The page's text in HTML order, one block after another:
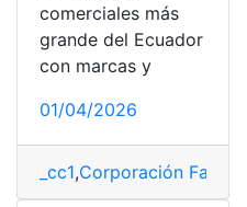
comerciales más
grande del Ecuador
con marcas y
01/04/2026
_cc1,Corporación Favorita